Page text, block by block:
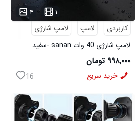
۴ ۱
...
کاربردی
لامپ
لامپ شارژی
لامپ شارژی 40 وات sanan -سفید
۹۹۸,۰۰۰ تومان
خرید سریع 16